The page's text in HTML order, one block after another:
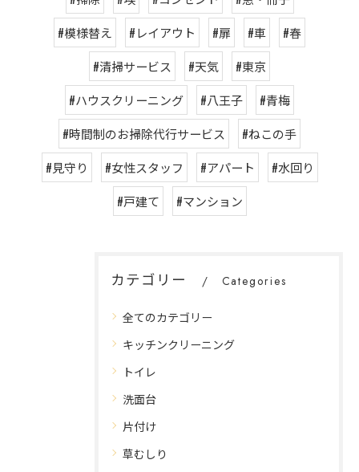
#模様替え
#レイアウト #扉 #車
#春
#清掃サービス
#天気
#東京
#ハウスクリーニング
#八王子
#青梅
#時間制のお掃除代行サービス
#ねこの手
#見守り
#女性スタッフ #アパート
#水回り
#戸建て
#マンション
カテゴリー Categories
全てのカテゴリー
キッチンクリーニング
トイレ
洗面台
片付け
草むしり